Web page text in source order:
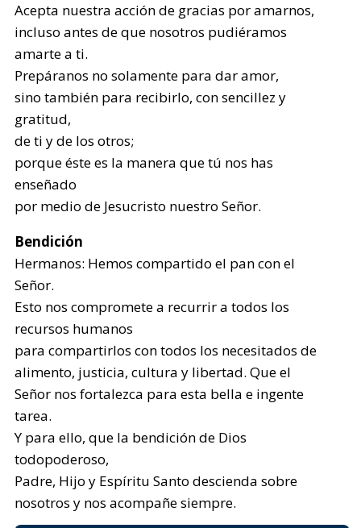
Acepta nuestra acción de gracias por amarnos,
incluso antes de que nosotros pudiéramos
amarte a ti.
Prepáranos no solamente para dar amor,
sino también para recibirlo, con sencillez y
gratitud,
de ti y de los otros;
porque éste es la manera que tú nos has
enseñado
por medio de Jesucristo nuestro Señor.
Bendición
Hermanos: Hemos compartido el pan con el
Señor.
Esto nos compromete a recurrir a todos los
recursos humanos
para compartirlos con todos los necesitados de
alimento, justicia, cultura y libertad. Que el
Señor nos fortalezca para esta bella e ingente
tarea.
Y para ello, que la bendición de Dios
todopoderoso,
Padre, Hijo y Espíritu Santo descienda sobre
nosotros y nos acompañe siempre.